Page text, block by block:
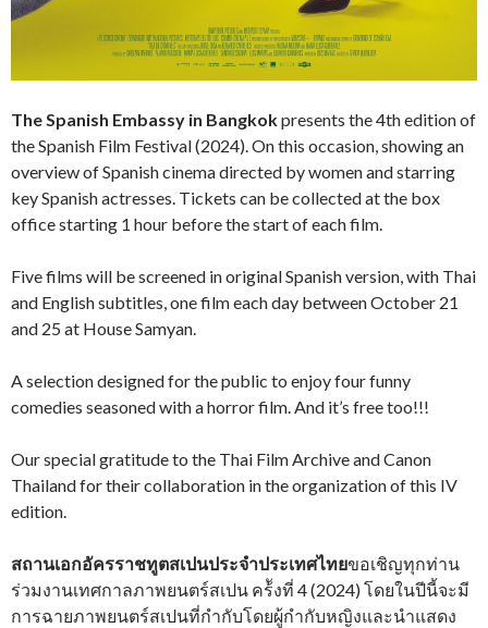
The Spanish Embassy in Bangkokpresents the 4th edition of
the Spanish Film Festival (2024). On this occasion, showing an
overview of Spanish cinema directed by women and starring
key Spanish actresses. Tickets can be collected at the box
office starting 1 hour before the start of each film.
Five films will be screened in original Spanish version, with Thai
and English subtitles, one film each day between October 21
and 25 at House Samyan.
A selection designed for the public to enjoy four funny
comedies seasoned with a horror film. And it’s free too!!!
Our special gratitude to the Thai Film Archive and Canon
Thailand for their collaboration in the organization of this IV
edition.
สถานเอกอัครราชทูตสเปนประจำประเทศไทยขอเชิญทุกท่าน
ร่วมงานเทศกาลภาพยนตร์สเปน คร้ังที่ 4 (2024) โดยในปีนี้จะมี
การฉายภาพยนตร์สเปนที่กำกับโดยผู้กำกับหญิงและนำแสดง